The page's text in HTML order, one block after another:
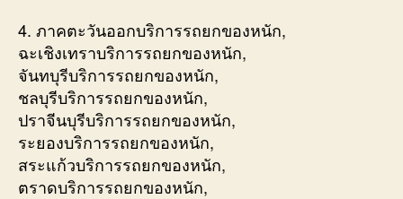
4. ภาคตะวันออกบริการรถยกของหนัก,
ฉะเชิงเทราบริการรถยกของหนัก,
จันทบุรีบริการรถยกของหนัก,
ชลบุรีบริการรถยกของหนัก,
ปราจีนบุรีบริการรถยกของหนัก,
ระยองบริการรถยกของหนัก,
สระแก้วบริการรถยกของหนัก,
ตราดบริการรถยกของหนัก,